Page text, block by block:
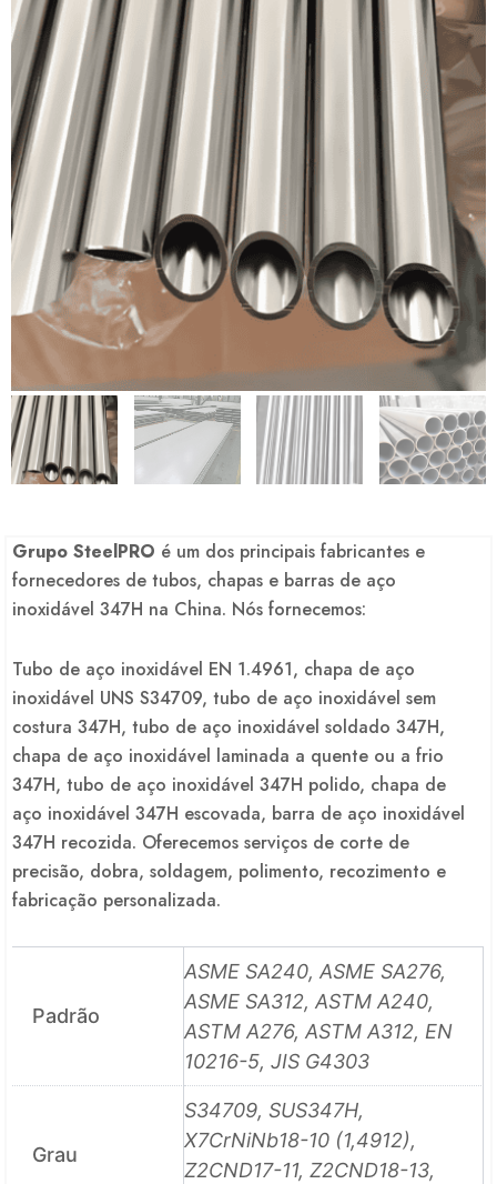
Grupo SteelPRO é um dos principais fabricantes e
fornecedores de tubos, chapas e barras de aço
inoxidável 347H na China. Nós fornecemos:
Tubo de aço inoxidável EN 1.4961, chapa de aço
inoxidável UNS S34709, tubo de aço inoxidável sem
costura 347H, tubo de aço inoxidável soldado 347H,
chapa de aço inoxidável laminada a quente ou a frio
347H, tubo de aço inoxidável 347H polido, chapa de
aço inoxidável 347H escovada, barra de aço inoxidável
347H recozida. Oferecemos serviços de corte de
precisão, dobra, soldagem, polimento, recozimento e
fabricação personalizada.
Padrão
ASME SA240, ASME SA276,
ASME SA312, ASTM A240,
ASTM A276, ASTM A312, EN
10216-5, JIS G4303
Grau
S34709, SUS347H,
X7CrNiNb18-10 (1,4912),
Z2CND17-11, Z2CND18-13,